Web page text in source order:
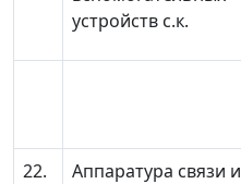
устройств с.к.
22.
Аппаратура связи и